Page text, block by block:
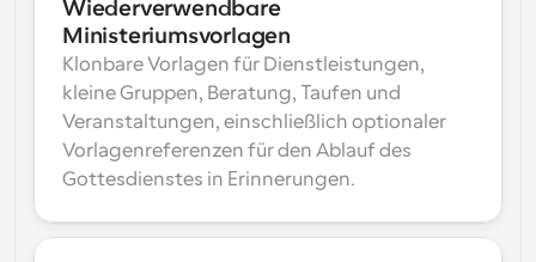
Wiederverwendbare
Ministeriumsvorlagen
Klonbare Vorlagen für Dienstleistungen,
kleine Gruppen, Beratung, Taufen und
Veranstaltungen, einschließlich optionaler
Vorlagenreferenzen für den Ablauf des
Gottesdienstes in Erinnerungen.